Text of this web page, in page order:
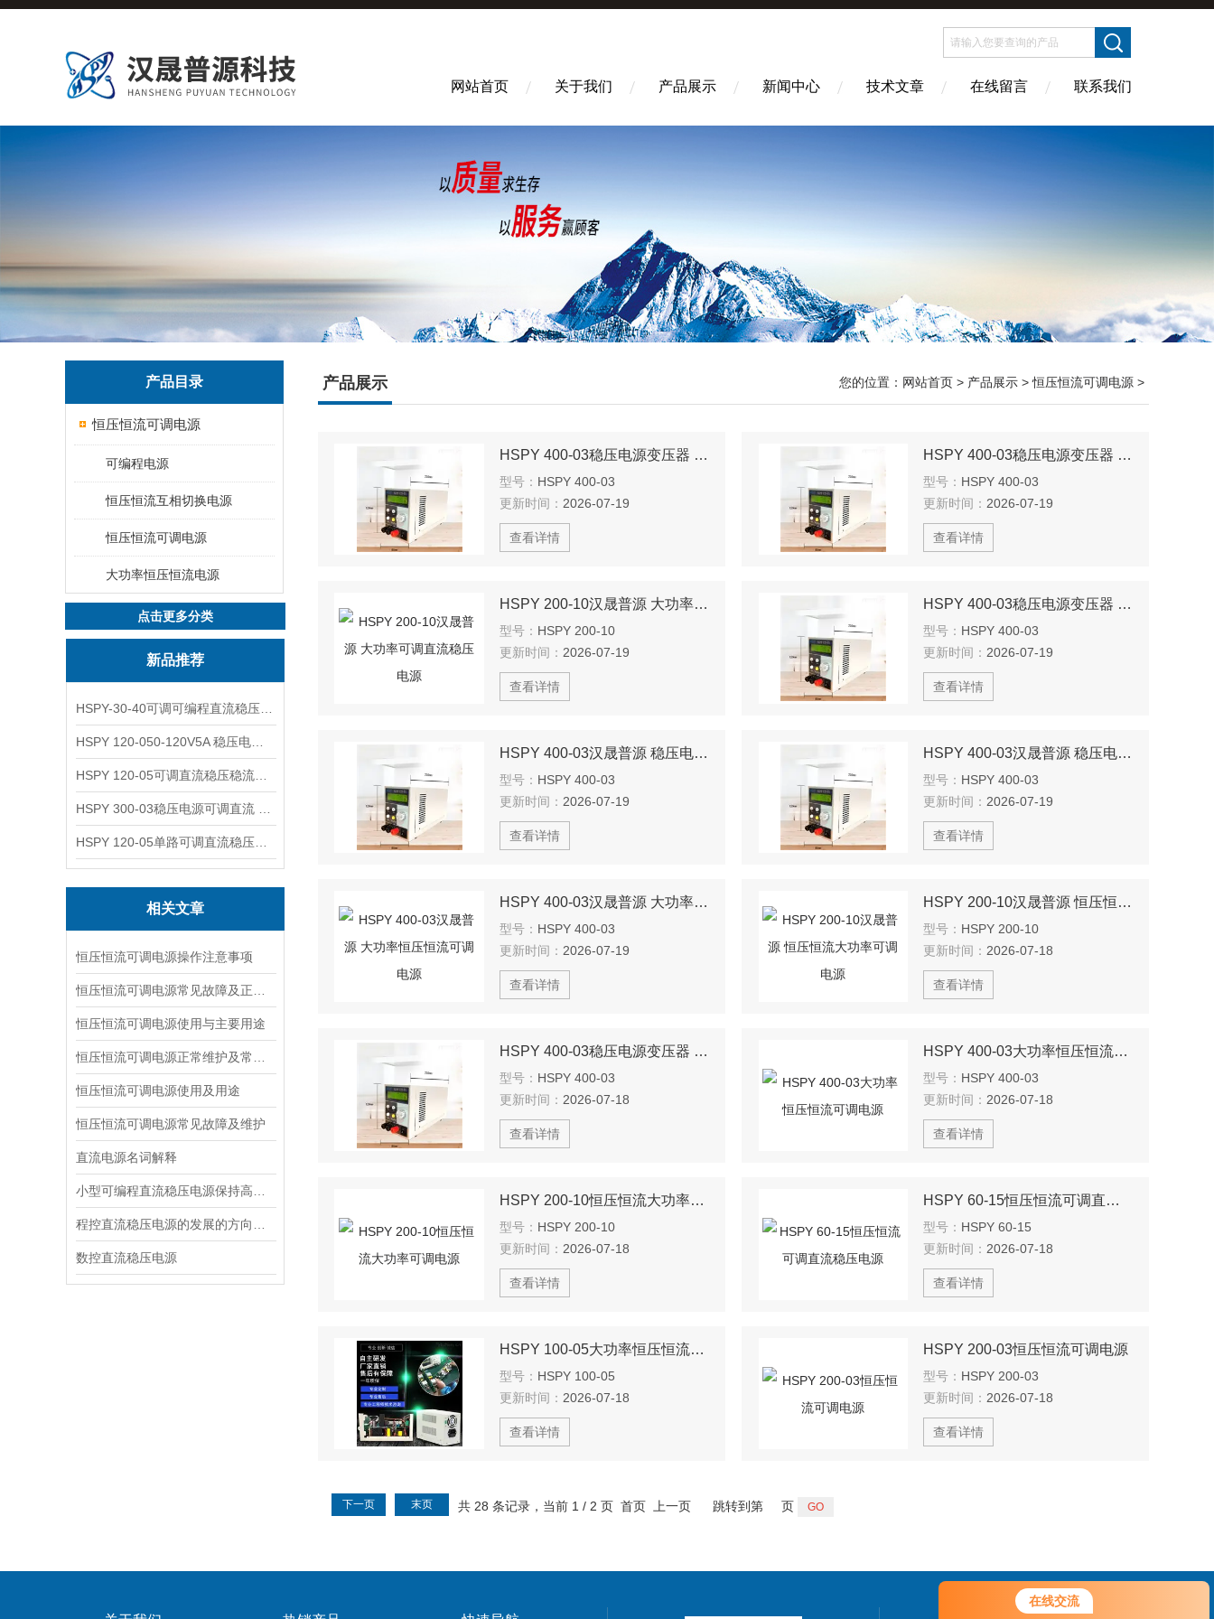
在线交流
网站首页 关于我们 产品展示 新闻中心 技术文章 在线留言 联系我们
产品目录
恒压恒流可调电源
可编程电源
恒压恒流互相切换电源
恒压恒流可调电源
大功率恒压恒流电源
点击更多分类
新品推荐
相关文章
恒压恒流可调电源操作注意事项
恒压恒流可调电源使用与主要用途
恒压恒流可调电源使用及用途
恒压恒流可调电源常见故障及维护
直流电源名词解释
数控直流稳压电源
产品展示 您的位置： 网站首页 > 产品展示 >恒压恒流可调电源 >
HSPY 400-03稳压电源变压器 编程电源 可调节
型号： HSPY 400-03
更新时间： 2026-07-19
查看详情
HSPY 400-03稳压电源变压器 稳压 电源可调直流
型号： HSPY 400-03
更新时间： 2026-07-19
查看详情
HSPY 200-10汉晟普源 大功率可调直流稳压电源
型号： HSPY 200-10
更新时间： 2026-07-19
查看详情
HSPY 400-03稳压电源变压器 编程电源 直流电源大功率
型号： HSPY 400-03
更新时间： 2026-07-19
查看详情
HSPY 400-03汉晟普源 稳压电源变压器 编程电源
型号： HSPY 400-03
更新时间： 2026-07-19
查看详情
HSPY 400-03汉晟普源 稳压电源变压器 编程电源
型号： HSPY 400-03
更新时间： 2026-07-19
查看详情
HSPY 400-03汉晟普源 大功率恒压恒流可调电源
型号： HSPY 400-03
更新时间： 2026-07-19
查看详情
HSPY 200-10汉晟普源 恒压恒流大功率可调电源
型号： HSPY 200-10
更新时间： 2026-07-18
查看详情
HSPY 400-03稳压电源变压器 编程电源
型号： HSPY 400-03
更新时间： 2026-07-18
查看详情
HSPY 400-03大功率恒压恒流可调电源
型号： HSPY 400-03
更新时间： 2026-07-18
查看详情
HSPY 200-10恒压恒流大功率可调电源
型号： HSPY 200-10
更新时间： 2026-07-18
查看详情
HSPY 60-15恒压恒流可调直流稳压电源
型号： HSPY 60-15
更新时间： 2026-07-18
查看详情
HSPY 100-05大功率恒压恒流电源
型号： HSPY 100-05
更新时间： 2026-07-18
查看详情
HSPY 200-03恒压恒流可调电源
型号： HSPY 200-03
更新时间： 2026-07-18
查看详情
共 28 条记录，当前 1 / 2 页 首页 上一页
下一页 末页 跳转到第 页